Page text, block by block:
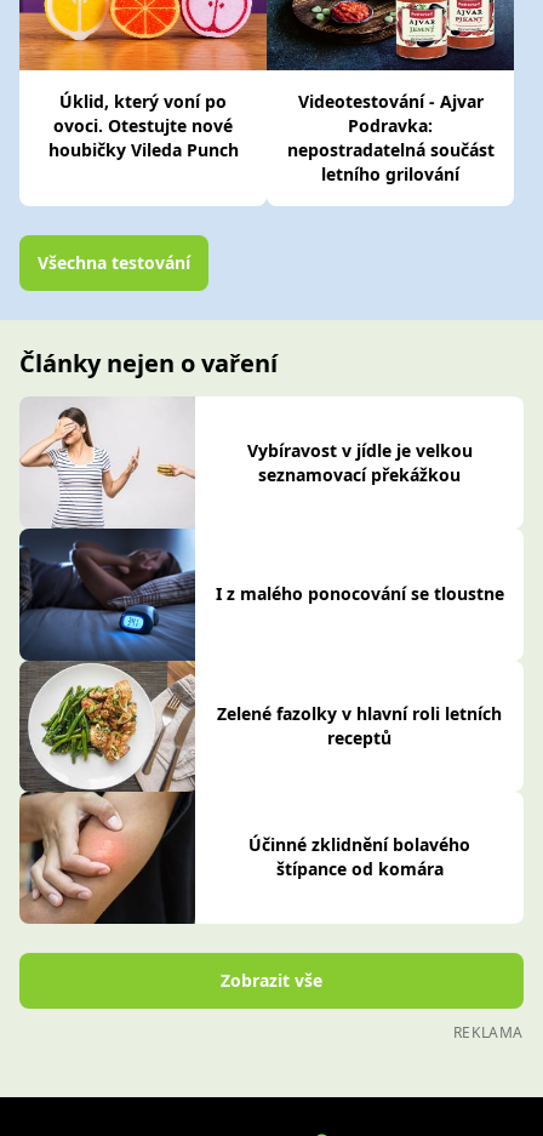
Úklid, který voní po
ovoci. Otestujte nové
houbičky Vileda Punch
Videotestování - Ajvar
Podravka:
nepostradatelná součást
letního grilování
Všechna testování
Články nejen o vaření
Vybíravost v jídle je velkou
seznamovací překážkou
I z malého ponocování se tloustne
Zelené fazolky v hlavní roli letních
receptů
Účinné zklidnění bolavého
štípance od komára
Zobrazit vše
REKLAMA